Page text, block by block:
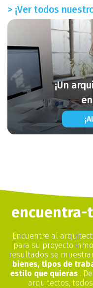
> ¡Ver todos
¡Un
encuentra-
Encuentre al
para su proyecto
resultados se
bienes, tipos de
estilo que quieras .
arquitectos,